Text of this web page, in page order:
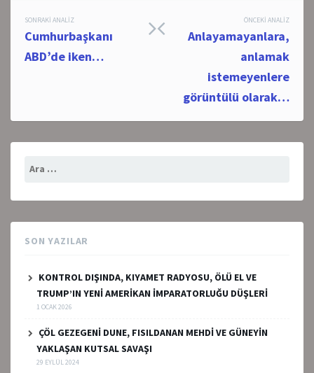
Post
navigation
ÖNCEKI ANALIZ
Anlayamayanlara,
anlamak
istemeyenlere
görüntülü olarak…
SONRAKI ANALIZ
Cumhurbaşkanı
ABD’de iken…
SON YAZILAR
KONTROL DIŞINDA, KIYAMET RADYOSU, ÖLÜ EL VE
TRUMP’IN YENİ AMERİKAN İMPARATORLUĞU DÜŞLERİ
1 OCAK 2026
ÇÖL GEZEGENİ DUNE, FISILDANAN MEHDİ VE GÜNEYİN
YAKLAŞAN KUTSAL SAVAŞI
29 EYLÜL 2024